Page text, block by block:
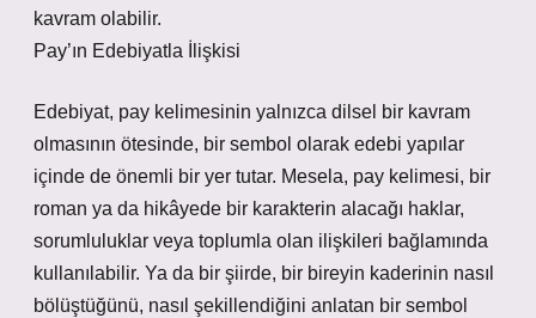
kavram olabilir.
Pay’ın Edebiyatla İlişkisi
Edebiyat, pay kelimesinin yalnızca dilsel bir kavram
olmasının ötesinde, bir sembol olarak edebi yapılar
içinde de önemli bir yer tutar. Mesela, pay kelimesi, bir
roman ya da hikâyede bir karakterin alacağı haklar,
sorumluluklar veya toplumla olan ilişkileri bağlamında
kullanılabilir. Ya da bir şiirde, bir bireyin kaderinin nasıl
bölüştüğünü, nasıl şekillendiğini anlatan bir sembol